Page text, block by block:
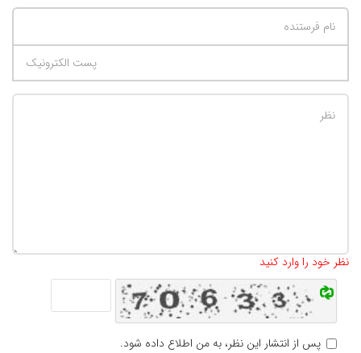
نظر خود را وارد کنید
پس از انتشار این نظر، به من اطلاع داده شود.